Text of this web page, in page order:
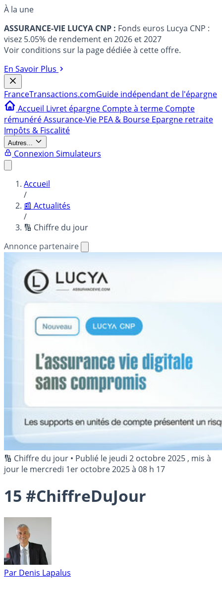
À la une
ASSURANCE-VIE LUCYA CNP : Fonds euros Lucya CNP :
visez 5.05% de rendement en 2026 et 2027
Voir conditions sur la page dédiée à cette offre.
En Savoir Plus
FranceTransactions.comGuide indépendant de l'épargne
Accueil Livret épargne Compte à terme Compte
rémunéréAssurance-Vie PEA & Bourse Epargne retraite
Impôts & Fiscalité
Autres...
Connexion Simulateurs
Accueil
/
📰 Actualités
/
🔢 Chiffre du jour
Annonce partenaire
🔢 Chiffre du jour • Publié le jeudi 2 octobre 2025 , mis à
jour le mercredi 1er octobre 2025 à 08 h 17
15 #ChiffreDuJour
Par Denis Lapalus